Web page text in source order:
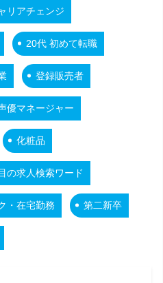
リアチェンジ
20代 初めて転職
登録販売者
優マネージャー
化粧品
の求人検索ワード
・在宅勤務 第二新卒